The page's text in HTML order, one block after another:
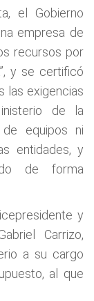
el Gobierno
empresa de
recursos por
y se certificó
las exigencias
de la
equipos ni
entidades, y
de forma
y
Carrizo,
a su cargo
al que